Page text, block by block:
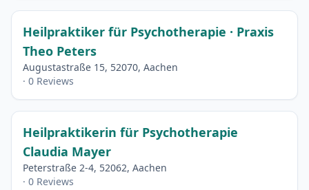
Heilpraktiker für Psychotherapie · Praxis
Theo Peters
Augustastraße 15, 52070, Aachen
· 0 Reviews
Heilpraktikerin für Psychotherapie
Claudia Mayer
Peterstraße 2-4, 52062, Aachen
· 0 Reviews